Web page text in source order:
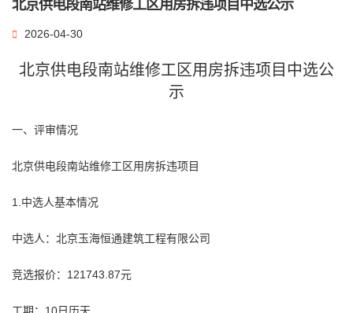
北京供电段南站维修工区用房拆违项目中选公示
2026-04-30
北京供电段南站维修工区用房拆违项目中选公
示
一、评审情况
北京供电段南站维修工区用房拆违项目
1.中选人基本情况
中选人：北京玉海恒通建筑工程有限公司
竞选报价：121743.87元